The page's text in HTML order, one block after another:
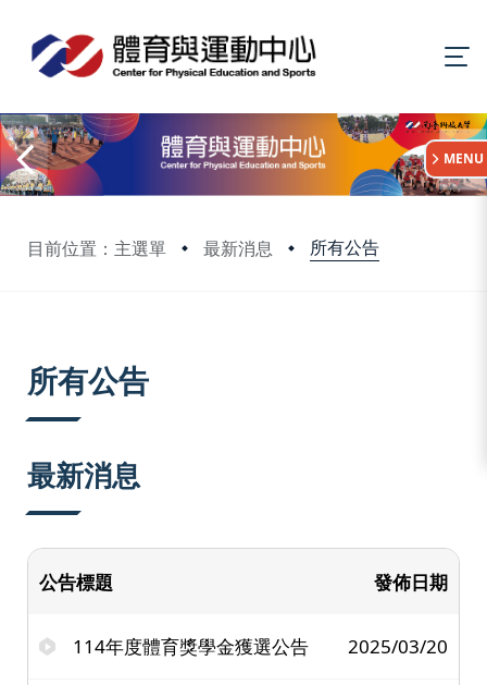
目前位置：主選單 最新消息 所有公告
:::
MENU
所有公告
最新消息
公告標題 發佈日期
114年度體育獎學金獲選公告 2025/03/20